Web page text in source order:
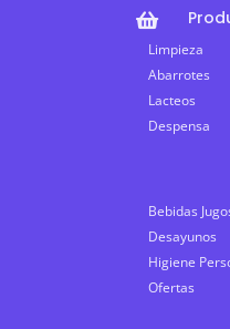

Limpieza
Abarrotes
Lacteos
Despensa
Bebidas
Desayunos
Higiene
Ofertas